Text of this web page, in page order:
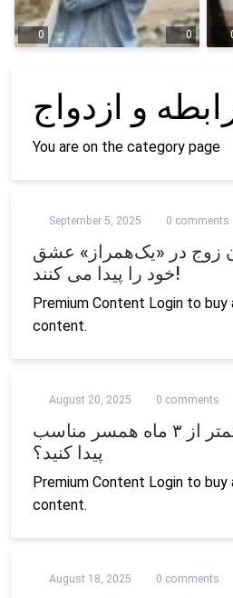
0 0
و ازدواج
You are on the category page
September 5, 2025 0 comments
زوج در «یک‌همراز» عشق
خود را پیدا می کنند!
Premium Content Login to
content.
August 20, 2025 0 comments
آیا آماده‌اید در کمتر از ۳ ماه همسر مناسب
پیدا کنید؟
Premium Content Login to
content.
August 18, 2025 0 comments